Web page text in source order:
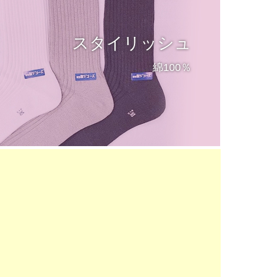
スタイリッシュ
綿100％